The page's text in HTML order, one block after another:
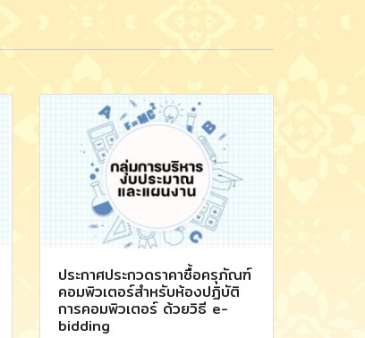
ประกาศประกวดราคาซื้อครุภัณฑ์
คอมพิวเตอร์สำหรับห้องปฏิบัติ
การคอมพิวเตอร์ ด้วยวิธี e-
bidding